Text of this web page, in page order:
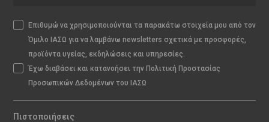
Επιθυμώ να χρησιμοποιούνται τα παρακάτω στοιχεία μου από τον
Όμιλο ΙΑΣΩ για να λαμβάνω newsletters σχετικά με προσφορές,
προϊόντα υγείας, εκδηλώσεις και υπηρεσίες.
Έχω διαβάσει και κατανοήσει την Πολιτική Προστασίας
Προσωπικών Δεδομένων του ΙΑΣΩ
Πιστοποιήσεις